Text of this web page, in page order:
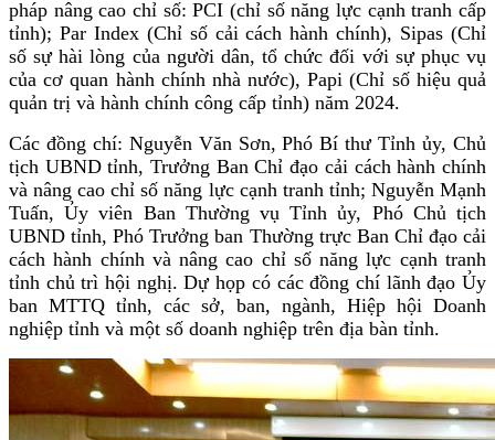
pháp nâng cao chỉ số: PCI (chỉ số năng lực cạnh tranh cấp
tỉnh); Par Index (Chỉ số cải cách hành chính), Sipas (Chỉ
số sự hài lòng của người dân, tổ chức đối với sự phục vụ
của cơ quan hành chính nhà nước), Papi (Chỉ số hiệu quả
quản trị và hành chính công cấp tỉnh) năm 2024.
Các đồng chí: Nguyễn Văn Sơn, Phó Bí thư Tỉnh ủy, Chủ
tịch UBND tỉnh, Trưởng Ban Chỉ đạo cải cách hành chính
và nâng cao chỉ số năng lực cạnh tranh tỉnh; Nguyễn Mạnh
Tuấn, Ủy viên Ban Thường vụ Tỉnh ủy, Phó Chủ tịch
UBND tỉnh, Phó Trưởng ban Thường trực Ban Chỉ đạo cải
cách hành chính và nâng cao chỉ số năng lực cạnh tranh
tỉnh chủ trì hội nghị. Dự họp có các đồng chí lãnh đạo Ủy
ban MTTQ tỉnh, các sở, ban, ngành, Hiệp hội Doanh
nghiệp tỉnh và một số doanh nghiệp trên địa bàn tỉnh.